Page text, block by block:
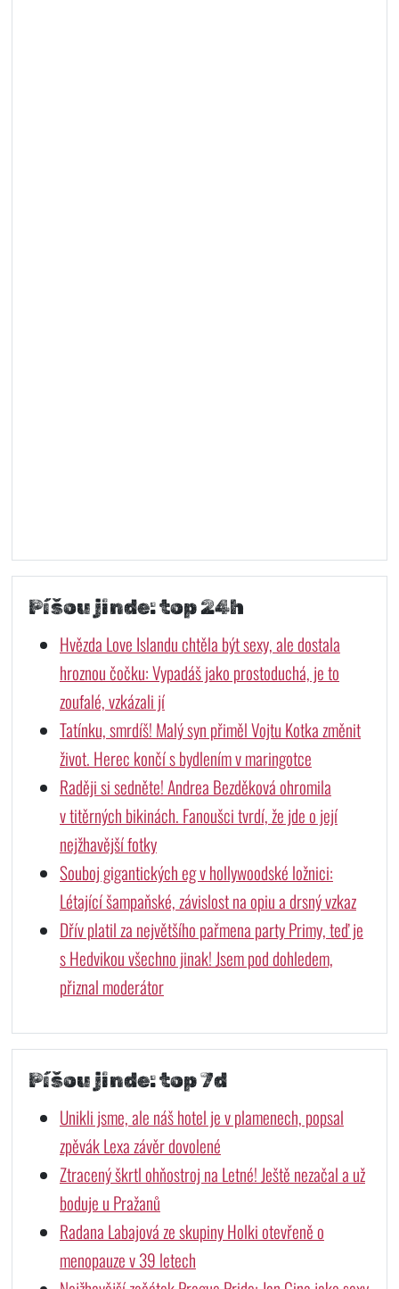
Píšou jinde: top 24h
Hvězda Love Islandu chtěla být sexy, ale dostala
hroznou čočku: Vypadáš jako prostoduchá, je to
zoufalé, vzkázali jí
Tatínku, smrdíš! Malý syn přiměl Vojtu Kotka změnit
život. Herec končí s bydlením v maringotce
Raději si sedněte! Andrea Bezděková ohromila
v titěrných bikinách. Fanoušci tvrdí, že jde o její
nejžhavější fotky
Souboj gigantických eg v hollywoodské ložnici:
Létající šampaňské, závislost na opiu a drsný vzkaz
Dřív platil za největšího pařmena party Primy, teď je
s Hedvikou všechno jinak! Jsem pod dohledem,
přiznal moderátor
Píšou jinde: top 7d
Unikli jsme, ale náš hotel je v plamenech, popsal
zpěvák Lexa závěr dovolené
Ztracený škrtl ohňostroj na Letné! Ještě nezačal a už
boduje u Pražanů
Radana Labajová ze skupiny Holki otevřeně o
menopauze v 39 letech